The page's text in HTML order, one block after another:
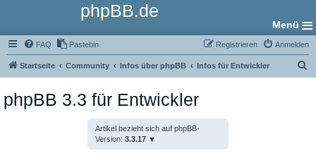
phpBB.de
Menü
FAQ Pastebin Anmelden
Registrieren
Startseite Community Infos über phpBB Infos für Entwickler
phpBB 3.3 für Entwickler
Artikel bezieht sich auf phpBB-
Version: 3.3.17